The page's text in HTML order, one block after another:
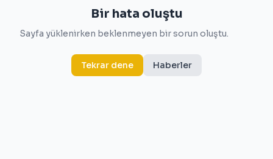
Bir hata oluştu
Sayfa yüklenirken beklenmeyen bir sorun oluştu.
Tekrar dene Haberler